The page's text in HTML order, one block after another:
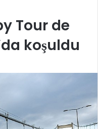
Tour de
koşuldu